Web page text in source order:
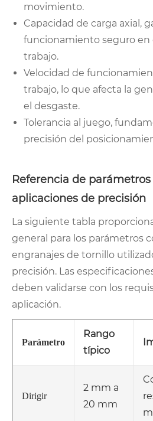
movimiento.
Capacidad de carga axial,
funcionamiento seguro en
trabajo.
Velocidad de
trabajo, lo que afecta la
el desgaste.
Tolerancia al juego,
precisión del
Referencia de
aplicaciones de precisión
La siguiente tabla
general para los parámetros
engranajes de tornillo
precisión. Las
deben validarse con los
aplicación.
Parámetro
Rango
típico
Dirigir
2 mm a
20 mm